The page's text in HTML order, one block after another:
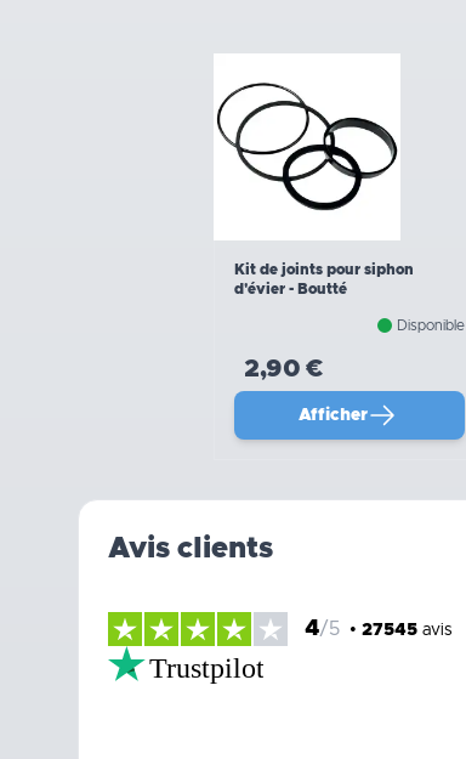
Kit de joints pour siphon
d'évier - Boutté
Disponible
2,90 €
Afficher
Avis clients
4/5 • 27545 avis
Trustpilot